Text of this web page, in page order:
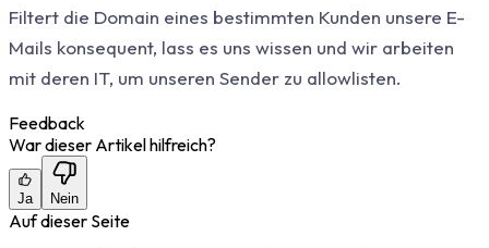
Filtert die Domain eines bestimmten Kunden unsere E-
Mails konsequent, lass es uns wissen und wir arbeiten
mit deren IT, um unseren Sender zu allowlisten.
Feedback
War dieser Artikel hilfreich?
Ja Nein
Auf dieser Seite